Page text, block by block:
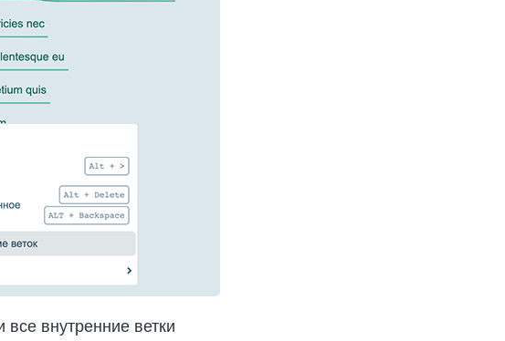
все внутренние ветки